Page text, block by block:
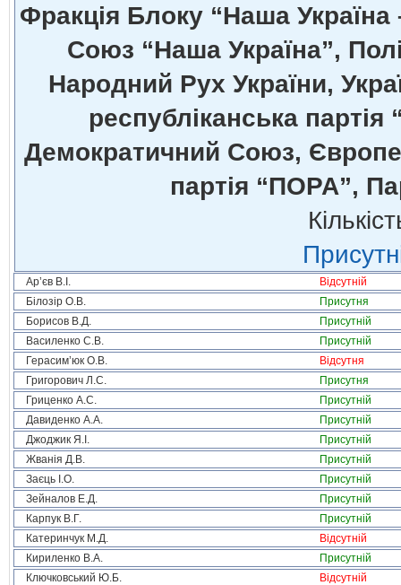
Фракція Блоку “Наша
Союз “Наша Україна”,
Народний Рух України,
республіканська
Демократичний Союз,
партія “ПОРА”,
Ар’єв В.І.
Відсутній
Білозір О.В.
Присутня
Борисов В.Д.
Присутній
Василенко С.В.
Присутній
Герасим’юк О.В.
Відсутня
Григорович Л.С.
Присутня
Гриценко А.С.
Присутній
Давиденко А.А.
Присутній
Джоджик Я.І.
Присутній
Жванія Д.В.
Присутній
Заєць І.О.
Присутній
Зейналов Е.Д.
Присутній
Карпук В.Г.
Присутній
Катеринчук М.Д.
Відсутній
Кириленко В.А.
Присутній
Ключковський Ю.Б.
Відсутній